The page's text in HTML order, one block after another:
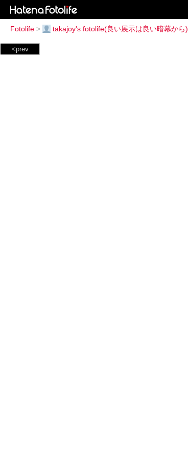
Fotolife > takajoy's fotolife(良い展示は良い暗幕から)
<prev